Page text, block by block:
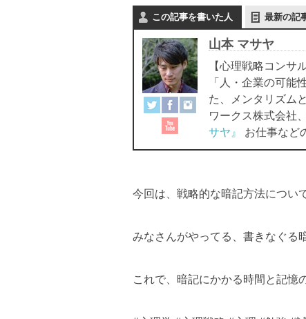
c
e
b
o
o
k
tt
er
ail e
n
a
e
この記事を書いた人 最新の記
山本 マサヤ
【心理戦略コンサ
「人・企業の可能
た、メンタリズム
ワークス株式会社
サヤ』
お仕事など
今回は、戦略的な暗記方法につい
みなさんがやってる、書きなぐる
これで、暗記にかかる時間と記憶